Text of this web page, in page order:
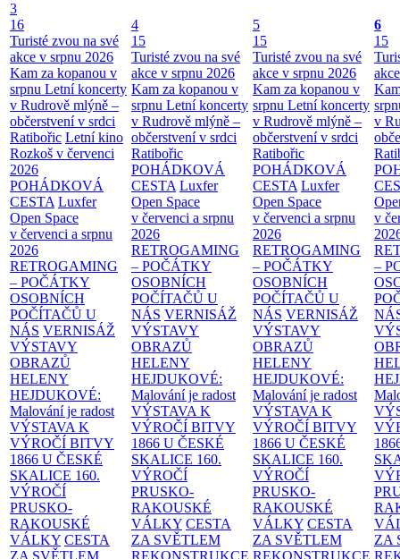
3
16
Turisté zvou na své
akce v srpnu 2026
Kam za kopanou v
srpnu Letní koncerty
v Rudrově mlýně –
občerstvení v srdci
Ratibořic Letní kino
Rozkoš v červenci
2026
POHÁDKOVÁ
CESTA Luxfer
Open Space
v červenci a srpnu
2026
RETROGAMING
– POČÁTKY
OSOBNÍCH
POČÍTAČŮ U
NÁS VERNISÁŽ
VÝSTAVY
OBRAZŮ
HELENY
HEJDUKOVÉ:
Malování je radost
VÝSTAVA K
VÝROČÍ BITVY
1866 U ČESKÉ
SKALICE 160.
VÝROČÍ
PRUSKO-
RAKOUSKÉ
VÁLKY CESTA
ZA SVĚTLEM
4
15
Turisté zvou na své
akce v srpnu 2026
Kam za kopanou v
srpnu Letní koncerty
v Rudrově mlýně –
občerstvení v srdci
Ratibořic
POHÁDKOVÁ
CESTA Luxfer
Open Space
v červenci a srpnu
2026
RETROGAMING
– POČÁTKY
OSOBNÍCH
POČÍTAČŮ U
NÁS VERNISÁŽ
VÝSTAVY
OBRAZŮ
HELENY
HEJDUKOVÉ:
Malování je radost
VÝSTAVA K
VÝROČÍ BITVY
1866 U ČESKÉ
SKALICE 160.
VÝROČÍ
PRUSKO-
RAKOUSKÉ
VÁLKY CESTA
ZA SVĚTLEM
REKONSTRUKCE
5
15
Turisté zvou na své
akce v srpnu 2026
Kam za kopanou v
srpnu Letní koncerty
v Rudrově mlýně –
občerstvení v srdci
Ratibořic
POHÁDKOVÁ
CESTA Luxfer
Open Space
v červenci a srpnu
2026
RETROGAMING
– POČÁTKY
OSOBNÍCH
POČÍTAČŮ U
NÁS VERNISÁŽ
VÝSTAVY
OBRAZŮ
HELENY
HEJDUKOVÉ:
Malování je radost
VÝSTAVA K
VÝROČÍ BITVY
1866 U ČESKÉ
SKALICE 160.
VÝROČÍ
PRUSKO-
RAKOUSKÉ
VÁLKY CESTA
ZA SVĚTLEM
REKONSTRUKCE
6
15
v
v
–
ZA